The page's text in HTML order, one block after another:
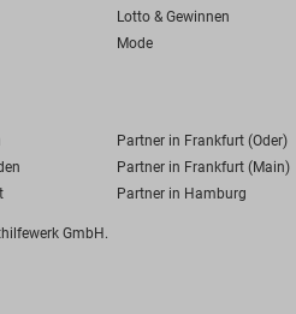
Lotto & Gewinnen
Mode
Partner in Frankfurt (Oder)
Partner in Frankfurt (Main)
Partner in Hamburg
GmbH.